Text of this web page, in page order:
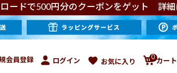
ードで500円分のクーポンをゲット 詳細
会員登録 ログイン お気に入り
0
カー